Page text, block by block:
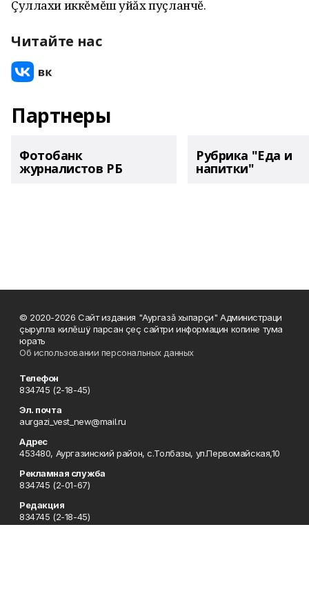
Çуллахи иккĕмĕш уйăх пуçланчĕ.
Читайте нас
Партнеры
Фотобанк
журналистов РБ
Рубрика "Еда и
напитки"
© 2020-2026 Сайт издания "Аургазă хыпарçи" Администраци
çырулла килĕшÿ парсан çеç сайтри информацин копине тума
юрать
Об использовании персональных данных
Телефон
834745 (2-18-45)
Эл. почта
aurgazi_vest_new@mail.ru
Адрес
453480, Аургазинский район, с.Толбазы, ул.Первомайская,10
Рекламная служба
834745 (2-01-67)
Редакция
834745 (2-18-45)